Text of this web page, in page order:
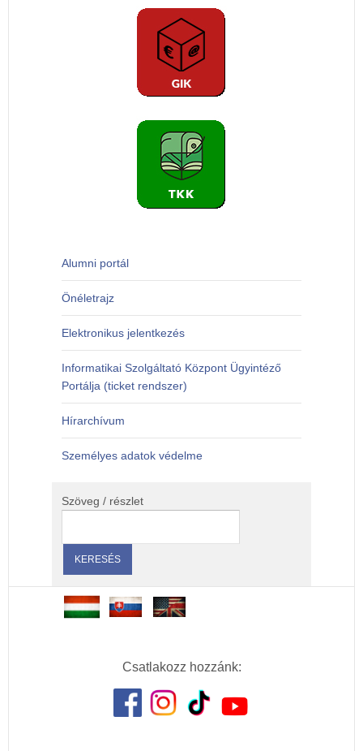
Alumni portál
Önéletrajz
Elektronikus jelentkezés
Informatikai Szolgáltató Központ Ügyintéző
Portálja (ticket rendszer)
Hírarchívum
Személyes adatok védelme
Szöveg / részlet
Csatlakozz hozzánk: